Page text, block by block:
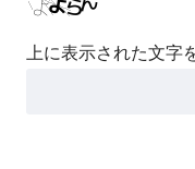
上に表示された文字